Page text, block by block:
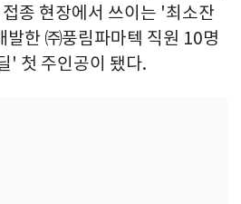
종 현장에서 쓰이는 '최소잔
발한 ㈜풍림파마텍 직원 10명
' 첫 주인공이 됐다.